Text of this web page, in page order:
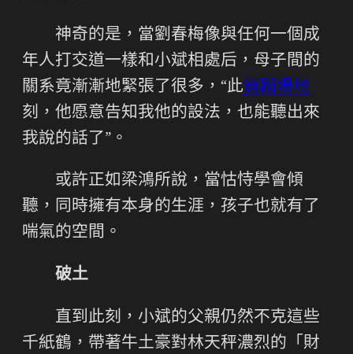
神奇的是，當劉春梅像與任何一個成
年人打交道一樣和小斌相處后，母子間的
關系竟漸漸地緊張了很多，“此舞蹈場地
刻，他愿意告知我他的設法，也能聽出來
我說的話了”。
或許正如梁鴻所說，當怙恃學會傾
聽，同時擁有本身的生涯，孩子也就有了
喘氣的空間。
破土
直到此刻，小斌的父親仍然不克這些
千紙鶴，帶著牛土豪對林天秤濃烈的「財